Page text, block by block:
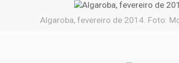
Algaroba, fevereiro de 2014. Foto: